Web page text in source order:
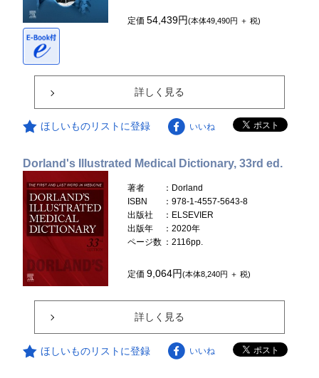
定価54,439円(本体49,490円 ＋ 税)
詳しく見る
ほしいものリストに登録 いいね
Dorland's Illustrated Medical Dictionary, 33rd ed.
著者
：Dorland
ISBN
：978-1-4557-5643-8
出版社
：ELSEVIER
出版年
：2020年
ページ数 ：2116pp.
定価9,064円(本体8,240円 ＋ 税)
詳しく見る
ほしいものリストに登録 いいね